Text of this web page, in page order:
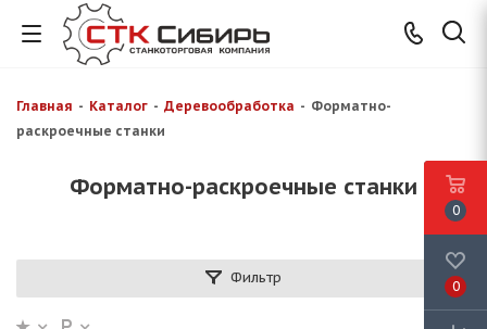
Главная - Каталог - Деревообработка - Форматно-
раскроечные станки
Форматно-раскроечные станки
Фильтр
0
0